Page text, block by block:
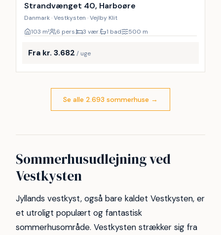
Strandvænget 40, Harboøre
Danmark · Vestkysten · Vejlby Klit
103 m² 6 pers. 3 vær. 1 bad 500 m
Fra kr. 3.682 / uge
Se alle 2.693 sommerhuse →
Sommerhusudlejning ved
Vestkysten
Jyllands vestkyst, også bare kaldet Vestkysten, er
et utroligt populært og fantastisk
sommerhusområde. Vestkysten strækker sig fra